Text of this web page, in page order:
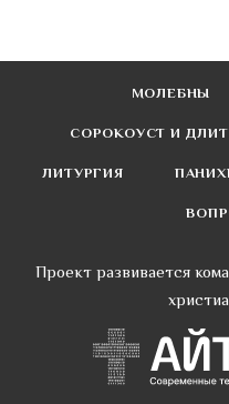
МОЛЕБНЫ
СОРОКОУСТ И
ЛИТУРГИЯ
Проект развивается